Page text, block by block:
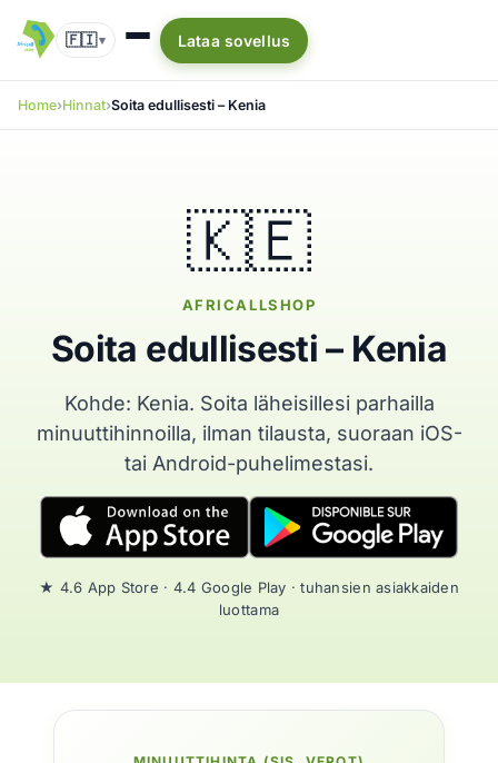
🇫🇮▾ Lataa sovellus
Home Hinnat Soita edullisesti – Kenia
🇰🇪
AFRICALLSHOP
Soita edullisesti – Kenia
Kohde: Kenia. Soita läheisillesi parhailla
minuuttihinnoilla, ilman tilausta, suoraan iOS-
tai Android-puhelimestasi.
★ 4.6 App Store · 4.4 Google Play · tuhansien asiakkaiden
luottama